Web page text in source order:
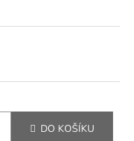
DO KOŠÍKU